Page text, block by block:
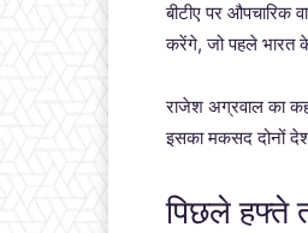
बीटीए पर औपचारिक
करेंगे, जो पहले भारत के
राजेश अग्रवाल का
इसका मकसद दोनों
पिछले हफ्ते